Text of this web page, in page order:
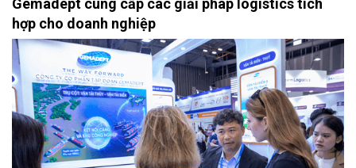
Gemadept cung cấp các giải pháp logistics tích
hợp cho doanh nghiệp